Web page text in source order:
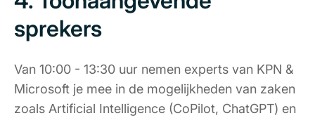
sprekers
Van 10:00 - 13:30 uur nemen experts van KPN &
Microsoft je mee in de mogelijkheden van zaken
zoals Artificial Intelligence (CoPilot, ChatGPT) en